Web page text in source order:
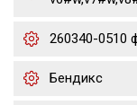
260340-0510
Бендикс